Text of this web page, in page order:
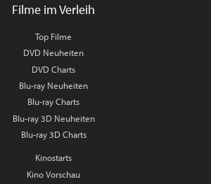
Filme im Verleih
Top Filme
DVD Neuheiten
DVD Charts
Blu-ray Neuheiten
Blu-ray Charts
Blu-ray 3D Neuheiten
Blu-ray 3D Charts
Kinostarts
Kino Vorschau